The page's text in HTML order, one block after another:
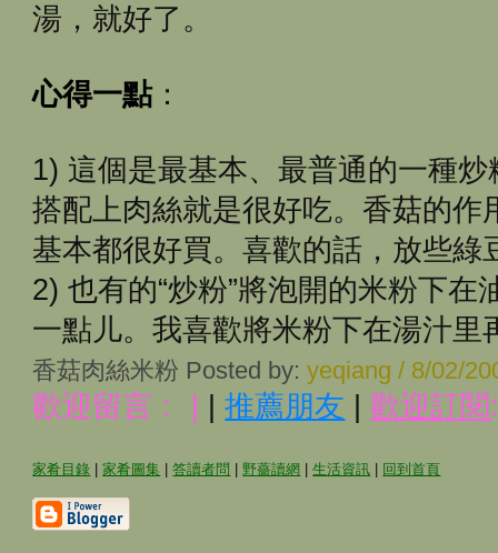
湯，就好了。
心得一點：
1) 這個是最基本、最普通的一種
搭配上肉絲就是很好吃。香菇的作
基本都很好買。喜歡的話，放些綠
2) 也有的“炒粉”將泡開的米粉下在
一點儿。我喜歡將米粉下在湯汁里
香菇肉絲米粉 Posted by:yeqiang / 8/02/
歡迎留言﹕ | |推薦朋友 |歡迎訂閱
家肴目錄 |家肴圖集 |答讀者問 野薔讀網 |生活資訊 回到首頁